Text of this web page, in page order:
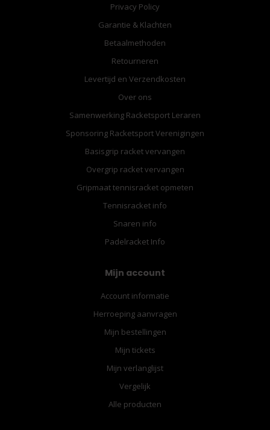
Privacy Policy
Garantie & Klachten
Betaalmethoden
Retourneren
Levertijd en Verzendkosten
Over ons
Samenwerking Racketsport Leraren
Sponsoring Racketsport Verenigingen
Basisgrip racket vervangen
Overgrip racket vervangen
Gripmaat tennisracket opmeten
Tennisracket info
Snaren info
Padelracket Info
Mijn account
Account informatie
Herroeping aanvragen
Mijn bestellingen
Mijn tickets
Mijn verlanglijst
Vergelijk
Alle producten